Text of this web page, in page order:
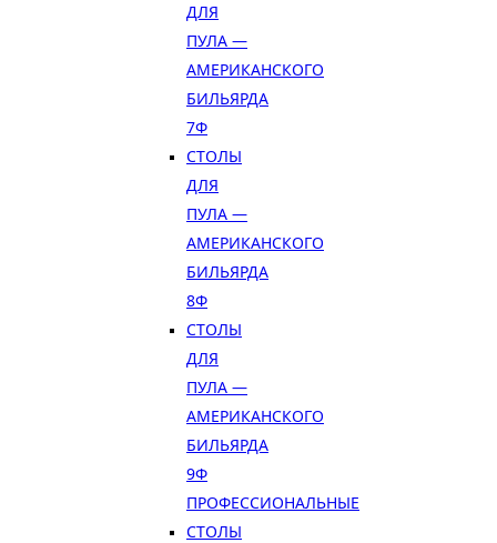
ДЛЯ
ПУЛА —
АМЕРИКАНСКОГО
БИЛЬЯРДА
7Ф
СТОЛЫ
ДЛЯ
ПУЛА —
АМЕРИКАНСКОГО
БИЛЬЯРДА
8Ф
СТОЛЫ
ДЛЯ
ПУЛА —
АМЕРИКАНСКОГО
БИЛЬЯРДА
9Ф
ПРОФЕССИОНАЛЬНЫЕ
СТОЛЫ